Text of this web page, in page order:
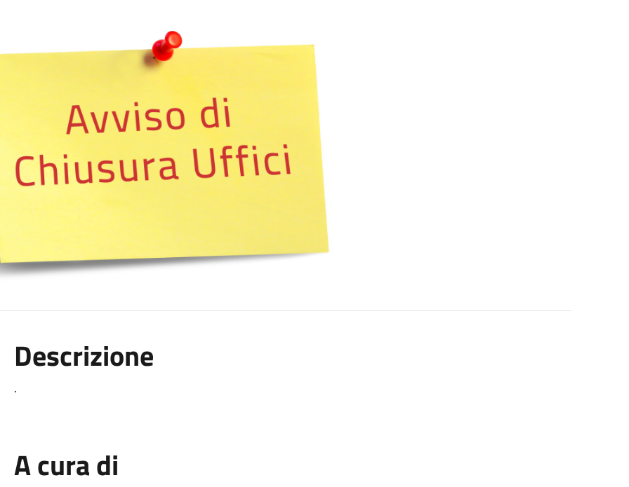
Descrizione
.
A cura di